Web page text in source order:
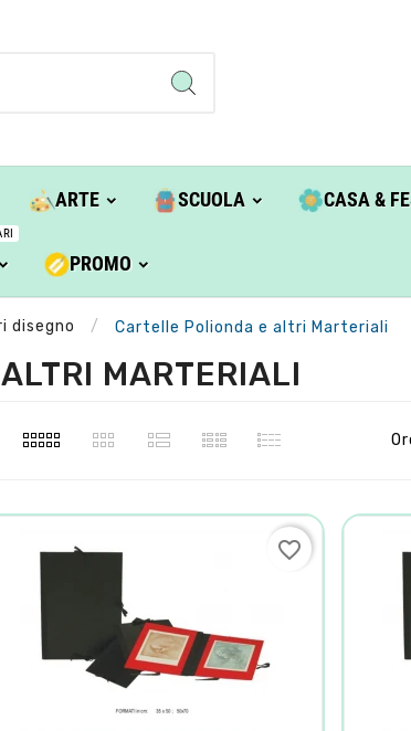
ARTE SCUOLA CASA &
PROMO
disegno Cartelle Polionda e altri Marteriali
MARTERIALI
favorite_border